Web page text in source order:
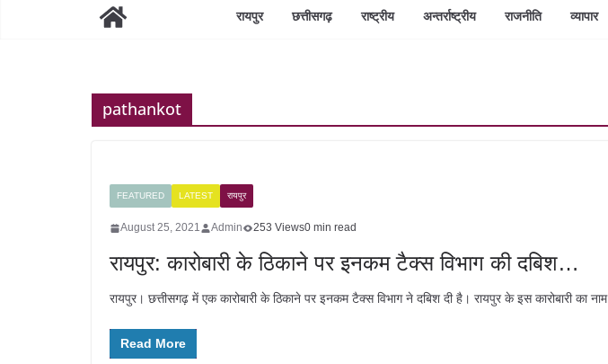
रायपुर छत्तीसगढ़ राष्ट्रीय अन्तर्राष्ट्रीय राजनीति व्यापार
pathankot
FEATURED LATEST रायपुर
August 25, 2021 Admin 253 Views0 min read
रायपुर: कारोबारी के ठिकाने पर इनकम टैक्स विभाग की दबिश…
रायपुर। छत्तीसगढ़ में एक कारोबारी के ठिकाने पर इनकम टैक्स विभाग ने दबिश दी है। रायपुर के इस कारोबारी का नाम
Read More